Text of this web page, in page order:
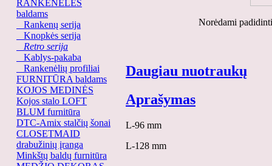
RANKENĖLĖS
baldams
Rankenų serija
Knopkės serija
Retro serija
Kablys-pakaba
Rankenėlių profiliai
FURNITŪRA baldams
KOJOS MEDINĖS
Kojos stalo LOFT
BLUM furnitūra
DTC-Amix stalčių šonai
CLOSETMAID
drabužinių įranga
Minkštų baldų furnitūra
Norėdami
Daugiau nuotraukų
Aprašymas
L-96 mm
L-128 mm